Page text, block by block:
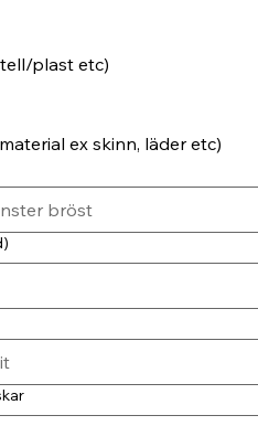
plast etc)
ex skinn, läder etc)